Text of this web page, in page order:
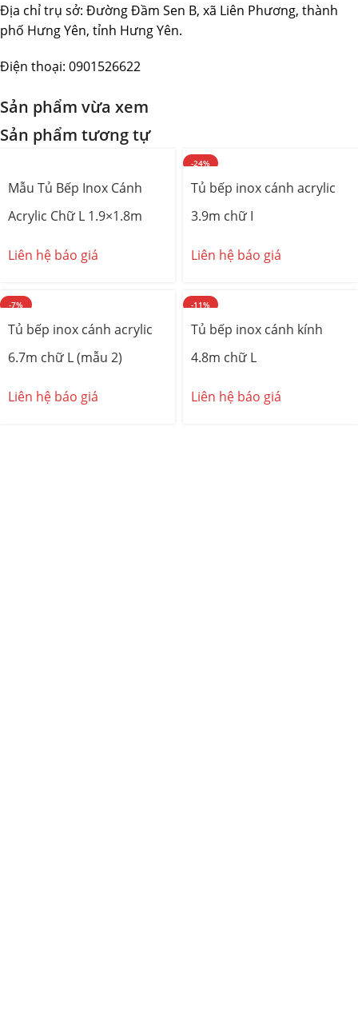
Địa chỉ trụ sở: Đường Đầm Sen B, xã Liên Phương, thành
phố Hưng Yên, tỉnh Hưng Yên.
Điện thoại: 0901526622
Sản phẩm vừa xem
Sản phẩm tương tự
Mẫu Tủ Bếp Inox Cánh
Acrylic Chữ L 1.9×1.8m
Liên hệ báo giá
-24%
Tủ bếp inox cánh acrylic
3.9m chữ I
Liên hệ báo giá
-7%
Tủ bếp inox cánh acrylic
6.7m chữ L (mẫu 2)
Liên hệ báo giá
-11%
Tủ bếp inox cánh kính
4.8m chữ L
Liên hệ báo giá